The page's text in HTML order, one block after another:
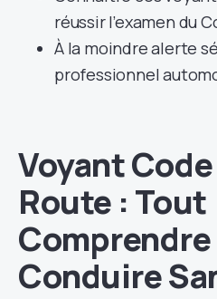
réussir l’examen du
À la moindre alerte
professionnel
Voyant
Route : Tout
Conduire